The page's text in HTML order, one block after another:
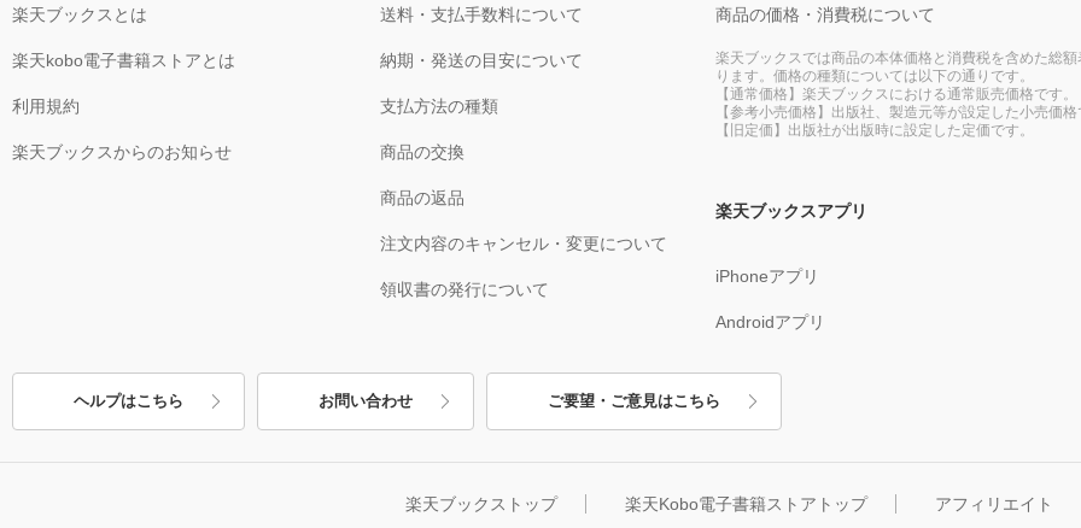
楽天ブックスとは
楽天kobo電子書籍ストアとは
利用規約
楽天ブックスからのお知らせ
送料・支払手数料について
納期・発送の目安について
支払方法の種類
商品の交換
商品の返品
注文内容のキャンセル・変更について
領収書の発行について
商品の価格・消費税について
楽天ブックスでは商品の本体価格と消費税を含めた総額
ります。価格の種類については以下の通りです。
【通常価格】楽天ブックスにおける通常販売価格です。
【参考小売価格】出版社、製造元等が設定した小売価格
【旧定価】出版社が出版時に設定した定価です。
楽天ブックスアプリ
iPhoneアプリ
Androidアプリ
ヘルプはこちら お問い合わせ ご要望・ご意見はこちら
楽天ブックストップ 楽天Kobo電子書籍ストアトップ アフィリエイト